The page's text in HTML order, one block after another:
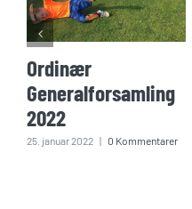
Ordinær
Generalforsamling
2022
25. januar 2022 | 0 Kommentarer